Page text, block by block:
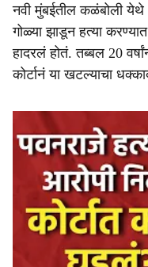
नवी मुंबईतील कळंबोली
गोळ्या झाडून हत्या
हादरलं होतं. तब्बल 20
कोर्टानं या खटल्याचा